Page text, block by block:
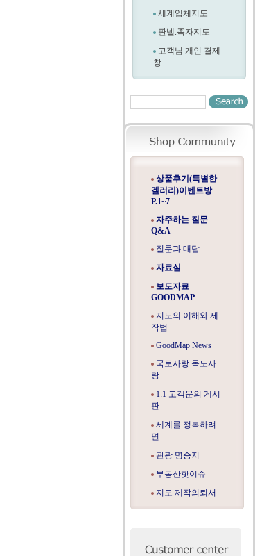
세계입체지도
판넬.족자지도
고객님 개인 결제
창
상품후기(특별한
겔러리)이벤트방
P.1~7
자주하는 질문
Q&A
질문과 대답
자료실
보도자료
GOODMAP
지도의 이해와 제
작법
GoodMap News
국토사랑 독도사
랑
1:1 고객문의 게시
판
세계를 정복하려
면
관광 명승지
부동산핫이슈
지도 제작의뢰서